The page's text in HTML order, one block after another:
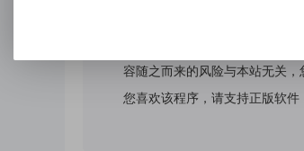
容随之而来的风险与本站无关
您喜欢该程序，请支持正版软